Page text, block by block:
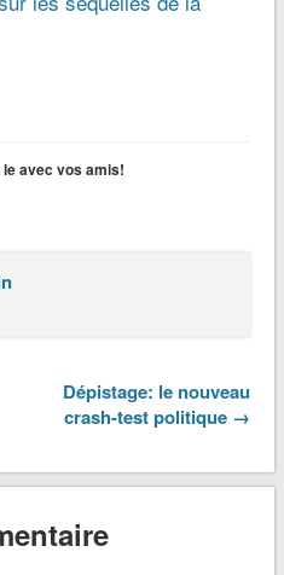
avec vos amis!
Dépistage: le nouveau
crash-test politique →